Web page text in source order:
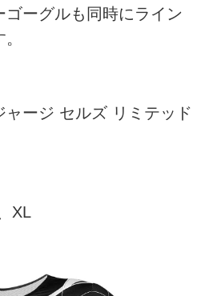
ーグルも同時にライン
ャージ セルズ リミテッド
XL